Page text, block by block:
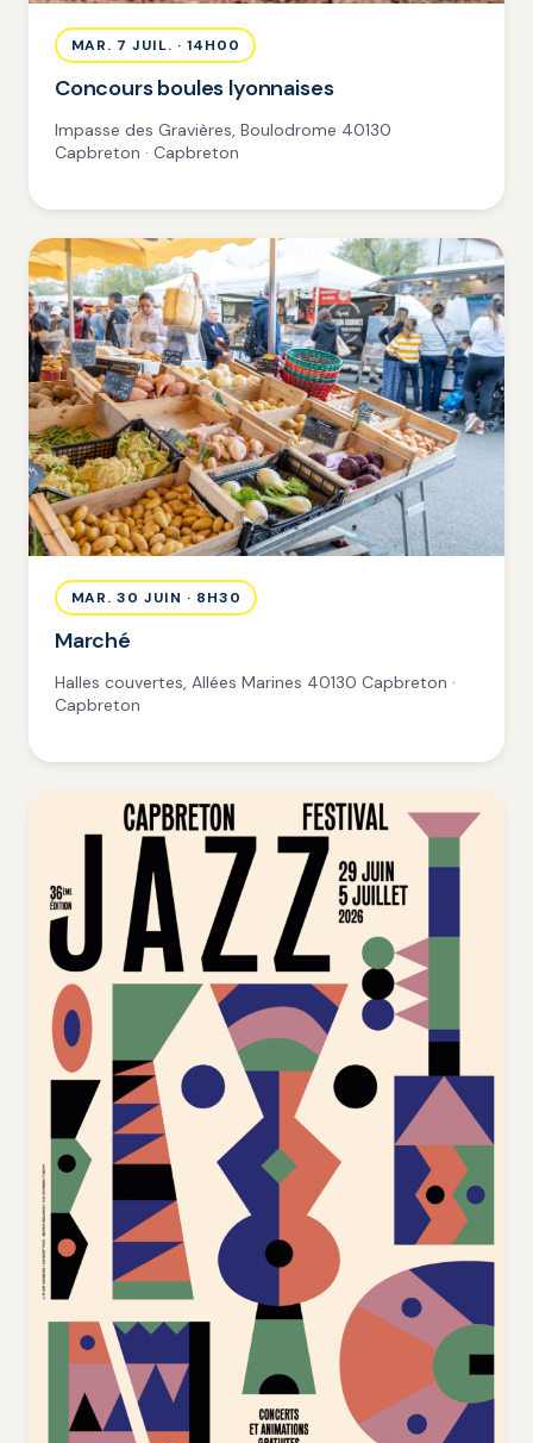
MAR. 7 JUIL. · 14H00
Concours boules lyonnaises
Impasse des Gravières, Boulodrome 40130
Capbreton · Capbreton
MAR. 30 JUIN · 8H30
Marché
Halles couvertes, Allées Marines 40130 Capbreton ·
Capbreton